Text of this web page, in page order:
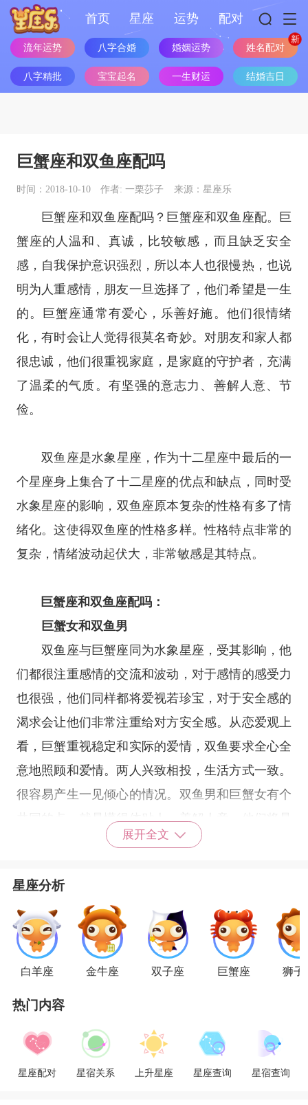
首页 星座 运势 配对
流年运势 八字合婚 婚姻运势 姓名配对
八字精批 宝宝起名 一生财运 结婚吉日
巨蟹座和双鱼座配吗
时间：2018-10-10 作者: 一栗莎子 来源：星座乐
巨蟹座和双鱼座配吗？ 巨蟹座和双鱼座配。巨
蟹座的人温和、真诚，比较敏感，而且缺乏安全
感，自我保护意识强烈，所以本人也很慢热，也说
明为人重感情，朋友一旦选择了，他们希望是一生
的。巨蟹座通常有爱心，乐善好施。他们很情绪
化，有时会让人觉得很莫名奇妙。对朋友和家人都
很忠诚，他们很重视家庭，是家庭的守护者，充满
了温柔的气质。有坚强的意志力、善解人意、节
俭。
双鱼座是水象星座 ，作为十二星座中最后的一
个星座身上集合了十二星座的优点和缺点，同时受
水象星座的影响，双鱼座原本复杂的性格有多了情
绪化。这使得双鱼座的性格多样。性格特点非常的
复杂，情绪波动起伏大，非常敏感是其特点。
巨蟹座和双鱼座配吗：
巨蟹女和双鱼男
双鱼座与巨蟹座同为水象星座，受其影响，他
们都很注重感情的交流和波动，对于感情的感受力
也很强，他们同样都将爱视若珍宝，对于安全感的
渴求会让他们非常注重给对方安全感。从恋爱观上
看，巨蟹重视稳定和实际的爱情，双鱼要求全心全
意地照顾和爱情。两人兴致相投，生活方式一致。
很容易产生一见倾心的情况。双鱼男和巨蟹女有个
共同的点，就是懂得体贴人、善解人意，他们将是
非常默契的一对。
双鱼男和巨蟹女在一起简直就是天造地设的一
对，他们会全身心地投入到恋爱当中。对方的一举
一动都能牵动他们的心弦，他们会非常小心地去维
持这段关系。在恋爱中，情侣通常会因为个性差异
的个性差异很小。两人又都温柔体贴、善解人意，
很容易调和。相处时，双鱼男会很容易感受到巨蟹
女的忧伤难过，并且会给予温暖的怀抱。双鱼男和
展开全文
星座分析
白羊座 金牛座 双子座 巨蟹座 狮子
热门内容
星座配对 星宿关系 上升星座 星座查询 星宿查询